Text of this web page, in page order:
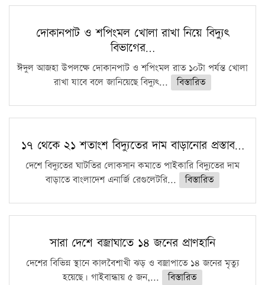
দোকানপাট ও শপিংমল খোলা রাখা নিয়ে বিদ্যুৎ
বিভাগের…
ঈদুল আজহা উপলক্ষে দোকানপাট ও শপিংমল রাত ১০টা পর্যন্ত খোলা
রাখা যাবে বলে জানিয়েছে বিদ্যুৎ...
বিস্তারিত
১৭ থেকে ২১ শতাংশ বিদ্যুতের দাম বাড়ানোর প্রস্তাব…
দেশে বিদ্যুতের ঘাটতির লোকসান কমাতে পাইকারি বিদ্যুতের দাম
বাড়াতে বাংলাদেশ এনার্জি রেগুলেটরি...
বিস্তারিত
সারা দেশে বজ্রাঘাতে ১৪ জনের প্রাণহানি
দেশের বিভিন্ন স্থানে কালবৈশাখী ঝড় ও বজ্রাপাতে ১৪ জনের মৃত্যু
হয়েছে। গাইবান্ধায় ৫ জন,...
বিস্তারিত